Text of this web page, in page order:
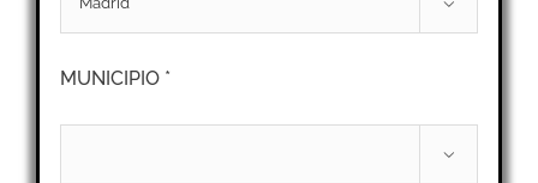

MUNICIPIO *
